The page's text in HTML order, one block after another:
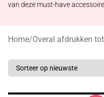
van deze must-have
Home/Overal afdrukken